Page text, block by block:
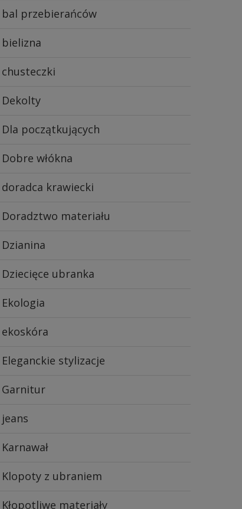
bal przebierańców
bielizna
chusteczki
Dekolty
Dla początkujących
Dobre włókna
doradca krawiecki
Doradztwo materiału
Dzianina
Dziecięce ubranka
Ekologia
ekoskóra
Eleganckie stylizacje
Garnitur
jeans
Karnawał
Klopoty z ubraniem
Kłopotliwe materiały